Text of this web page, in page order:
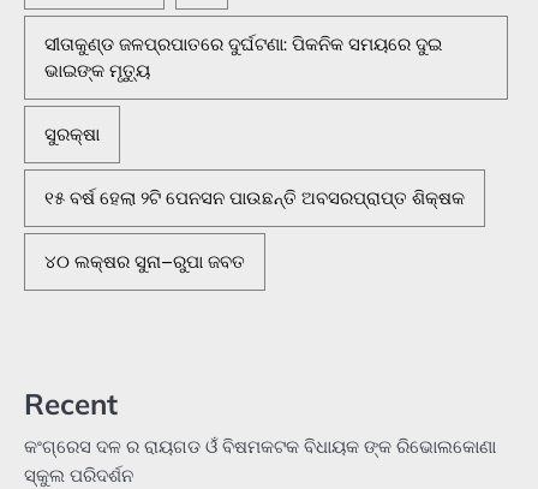
ସୀତାକୁଣ୍ଡ ଜଳପ୍ରପାତରେ ଦୁର୍ଘଟଣା: ପିକନିକ ସମୟରେ ଦୁଇ
ଭାଇଙ୍କ ମୃତ୍ୟୁ
ସୁରକ୍ଷା
୧୫ ବର୍ଷ ହେଲା ୨ଟି ପେନସନ ପାଉଛନ୍ତି ଅବସରପ୍ରାପ୍ତ ଶିକ୍ଷକ
୪୦ ଲକ୍ଷର ସୁନା–ରୁପା ଜବତ
Recent
କଂଗ୍ରେସ ଦଳ ର ରାୟଗଡ ଓଁ ବିଷମକଟକ ବିଧାୟକ ଙ୍କ ରିଭୋଲକୋଣା
ସ୍କୁଲ ପରିଦର୍ଶନ